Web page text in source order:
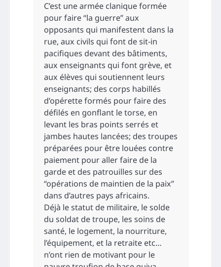
C’est une armée clanique formée
pour faire “la guerre” aux
opposants qui manifestent dans la
rue, aux civils qui font de sit-in
pacifiques devant des bâtiments,
aux enseignants qui font grève, et
aux élèves qui soutiennent leurs
enseignants; des corps habillés
d’opérette formés pour faire des
défilés en gonflant le torse, en
levant les bras points serrés et
jambes hautes lancées; des troupes
préparées pour être louées contre
paiement pour aller faire de la
garde et des patrouilles sur des
“opérations de maintien de la paix”
dans d’autres pays africains.
Déjà le statut de militaire, le solde
du soldat de troupe, les soins de
santé, le logement, la nourriture,
l’équipement, et la retraite etc…
n’ont rien de motivant pour le